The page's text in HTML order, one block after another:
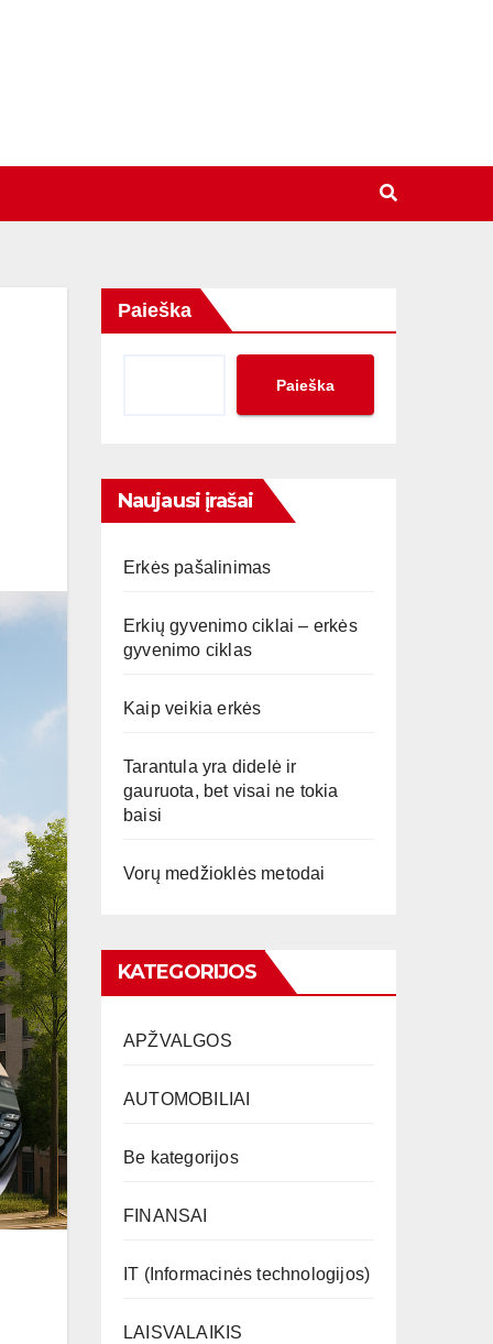
Paieška
Paieška
Naujausi įrašai
Erkės pašalinimas
Erkių gyvenimo ciklai – erkės
gyvenimo ciklas
Kaip veikia erkės
Tarantula yra didelė ir
gauruota, bet visai ne tokia
baisi
Vorų medžioklės metodai
KATEGORIJOS
APŽVALGOS
AUTOMOBILIAI
Be kategorijos
FINANSAI
IT (Informacinės technologijos)
LAISVALAIKIS